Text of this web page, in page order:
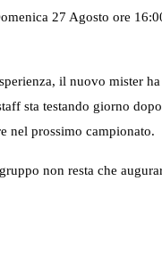
27 Agosto ore
il nuovo mister
sta testando giorno
nel prossimo campionato.
non resta che